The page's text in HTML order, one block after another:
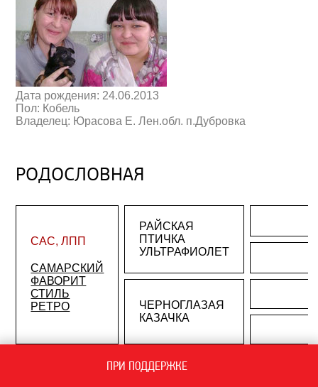
Дата рождения: 24.06.2013
Пол: Кобель
Владелец: Юрасова Е. Лен.обл. п.Дубровка
РОДОСЛОВНАЯ
САС, ЛПП
САМАРСКИЙ
ФАВОРИТ
СТИЛЬ
РЕТРО
РАЙСКАЯ
ПТИЧКА
УЛЬТРАФИОЛЕТ
ЧЕРНОГЛАЗАЯ
КАЗАЧКА
Гранд Чемпион
ПРИ ПОДДЕРЖКЕ